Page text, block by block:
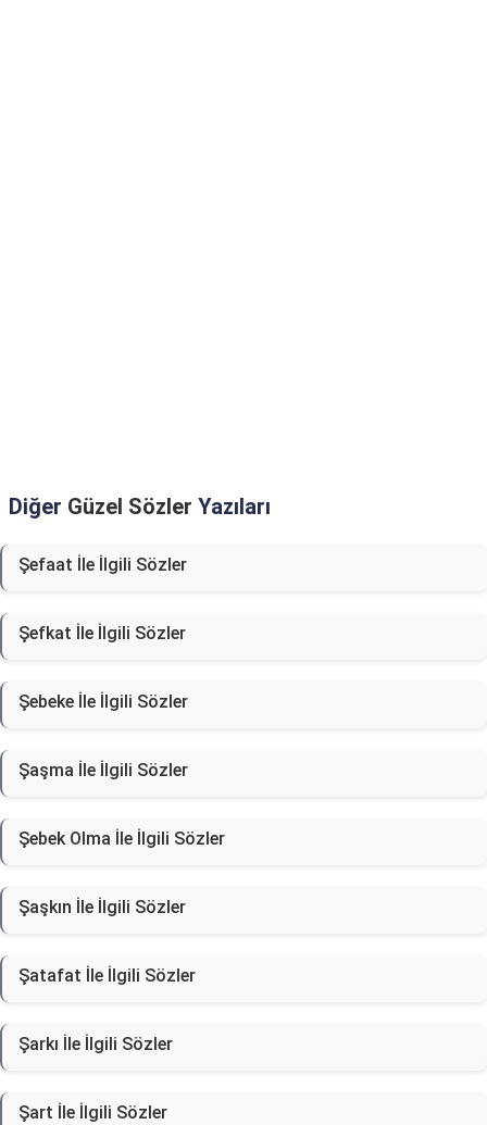
Diğer Güzel Sözler Yazıları
Şefaat İle İlgili Sözler
Şefkat İle İlgili Sözler
Şebeke İle İlgili Sözler
Şaşma İle İlgili Sözler
Şebek Olma İle İlgili Sözler
Şaşkın İle İlgili Sözler
Şatafat İle İlgili Sözler
Şarkı İle İlgili Sözler
Şart İle İlgili Sözler